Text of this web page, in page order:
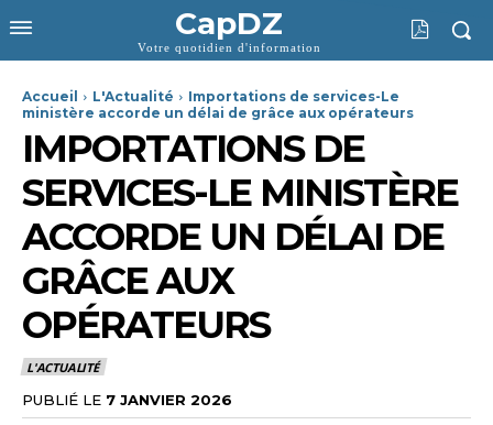
CapDZ
Votre quotidien d'information
Accueil L'Actualité
Importations de services-Le
ministère accorde un délai de grâce aux opérateurs
IMPORTATIONS DE
SERVICES-LE MINISTÈRE
ACCORDE UN DÉLAI DE
GRÂCE AUX
OPÉRATEURS
L'ACTUALITÉ
PUBLIÉ LE 7 JANVIER 2026